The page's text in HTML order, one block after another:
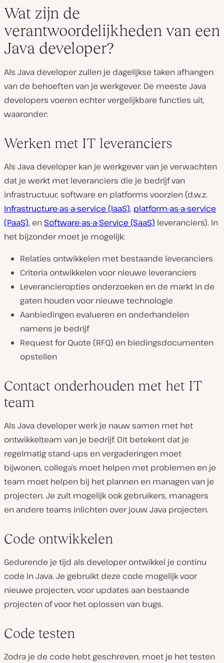
Wat zijn de
verantwoordelijkheden van een
Java developer?
Als Java developer zullen je dagelijkse taken afhangen
van de behoeften van je werkgever. De meeste Java
developers voeren echter vergelijkbare functies uit,
waaronder:
Werken met IT leveranciers
Als Java developer kan je werkgever van je verwachten
dat je werkt met leveranciers die je bedrijf van
infrastructuur, software en platforms voorzien (d.w.z.
Infrastructure-as-a-service (IaaS), platform-as-a-service
(PaaS), en Software-as-a-Service (SaaS) leveranciers). In
het bijzonder moet je mogelijk:
Relaties ontwikkelen met bestaande leveranciers
Criteria ontwikkelen voor nieuwe leveranciers
Leverancieropties onderzoeken en de markt in de
gaten houden voor nieuwe technologie
Aanbiedingen evalueren en onderhandelen
namens je bedrijf
Request for Quote (RFQ) en biedingsdocumenten
opstellen
Contact onderhouden met het IT
team
Als Java developer werk je nauw samen met het
ontwikkelteam van je bedrijf. Dit betekent dat je
regelmatig stand-ups en vergaderingen moet
bijwonen, collega’s moet helpen met problemen en je
team moet helpen bij het plannen en managen van je
projecten. Je zult mogelijk ook gebruikers, managers
en andere teams inlichten over jouw Java projecten.
Code ontwikkelen
Gedurende je tijd als developer ontwikkel je continu
code in Java. Je gebruikt deze code mogelijk voor
nieuwe projecten, voor updates aan bestaande
projecten of voor het oplossen van bugs.
Code testen
Zodra je de code hebt geschreven, moet je het testen